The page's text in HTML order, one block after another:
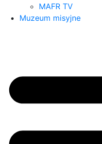
MAFR TV
Muzeum misyjne